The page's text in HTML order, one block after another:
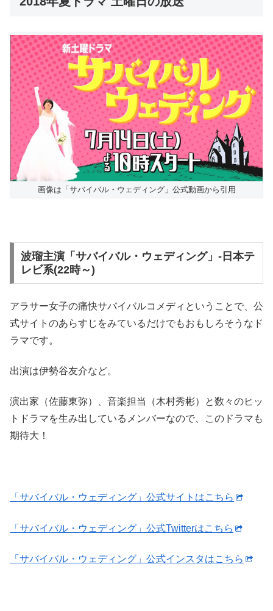
画像は「サバイバル・ウェディング」公式動画から引用
波瑠主演「サバイバル・ウェディング」-日本テ
レビ系(22時～)
アラサー女子の痛快サバイバルコメディということで、公
式サイトのあらすじをみているだけでもおもしろそうなド
ラマです。
出演は伊勢谷友介など。
演出家（佐藤東弥）、音楽担当（木村秀彬）と数々のヒッ
トドラマを生み出しているメンバーなので、このドラマも
期待大！
「サバイバル・ウェディング」公式サイトはこちら
「サバイバル・ウェディング」公式Twitterはこちら
「サバイバル・ウェディング」公式インスタはこちら